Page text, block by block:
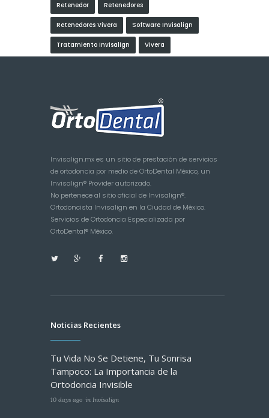
Retenedor Retenedores
Retenedores Vivera Software Invisalign
Tratamiento Invisalign Vivera
Invisalign.mx es un sitio de prestación de servicios
de ortodoncia por medio de OrtoDental México, un
Invisalign® Provider autorizado.
No pertenece al sitio oficial de Invisalign®.
Ortodoncista Invisalign en la Ciudad de México.
Servicios de Ortodoncia Especializada por
OrtoDental® México.
Noticias Recientes
Tu Vida No Se Detiene, Tu Sonrisa
Tampoco: La Importancia de la
Ortodoncia Invisible
10 days ago in Invisalign